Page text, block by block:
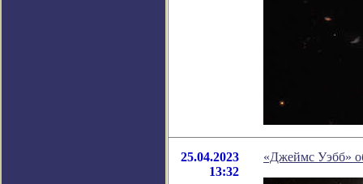
25.04.2023
13:32
«Джеймс Уэбб»